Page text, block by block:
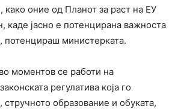
оние од Планот за раст на ЕУ
каде јасно е потенцирана важноста
потенцираш министерката.
моментов се работи на
регулатива која го
стручното образование и обуката,